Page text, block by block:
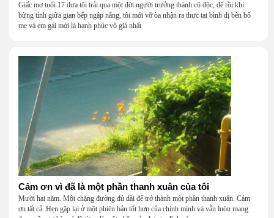
Giấc mơ tuổi 17 đưa tôi trải qua một đời người trưởng thành cô độc, để rồi khi
bừng tỉnh giữa gian bếp ngập nắng, tôi mới vỡ òa nhận ra thực tại bình dị bên bố
mẹ và em gái mới là hạnh phúc vô giá nhất
Cảm ơn vì đã là một phần thanh xuân của tôi
Mười hai năm. Một chặng đường đủ dài để trở thành một phần thanh xuân. Cảm
ơn tất cả. Hẹn gặp lại ở một phiên bản tốt hơn của chính mình và vẫn luôn mang